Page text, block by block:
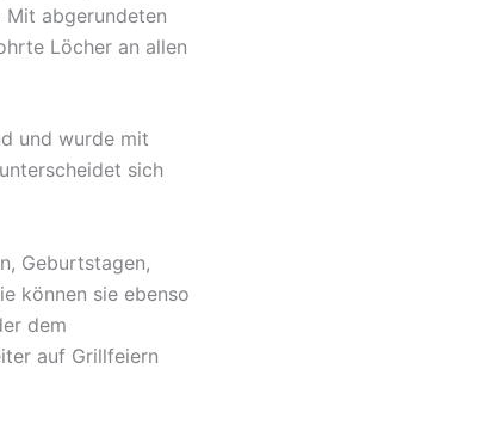
abgerundeten
Löcher an allen
und wurde mit
sich
Geburtstagen,
können sie ebenso
dem
auf Grillfeiern